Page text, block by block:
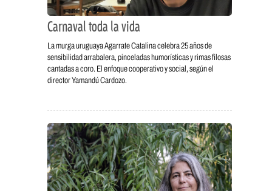
Carnaval toda la vida
La murga uruguaya Agarrate Catalina celebra 25 años de
sensibilidad arrabalera, pinceladas humorísticas y rimas filosas
cantadas a coro. El enfoque cooperativo y social, según el
director Yamandú Cardozo.